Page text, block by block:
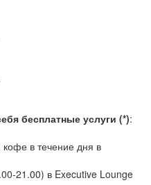
бесплатные услуги (*):
кофе в течение дня в
21.00) в Executive Lounge